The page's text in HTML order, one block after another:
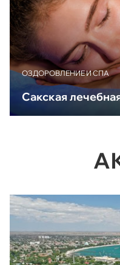
ОЗДОРОВЛЕНИЕ И СПА
Сакская